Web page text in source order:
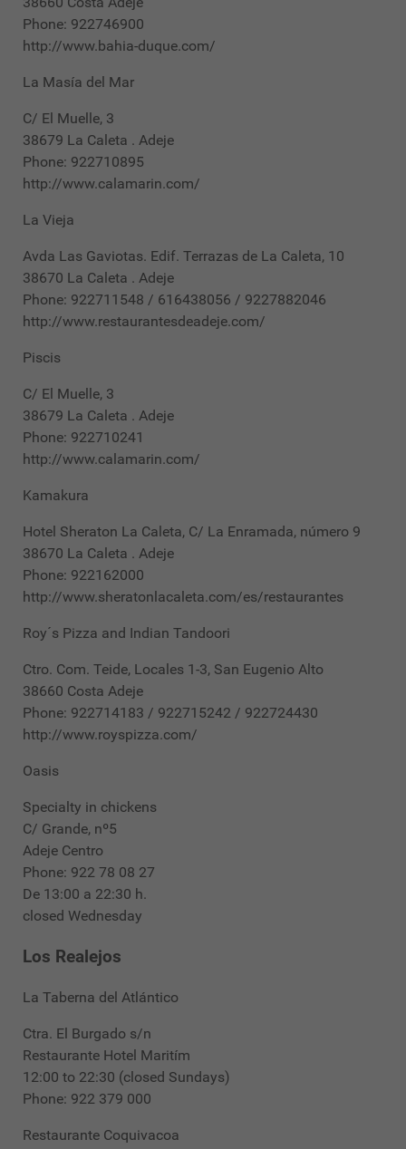
Phone: 922746900
http://www.bahia-duque.com/
La Masía del Mar
C/ El Muelle, 3
38679 La Caleta . Adeje
Phone: 922710895
http://www.calamarin.com/
La Vieja
Avda Las Gaviotas. Edif. Terrazas de La Caleta, 10
38670 La Caleta . Adeje
Phone: 922711548 / 616438056 / 9227882046
http://www.restaurantesdeadeje.com/
Piscis
C/ El Muelle, 3
38679 La Caleta . Adeje
Phone: 922710241
http://www.calamarin.com/
Kamakura
Hotel Sheraton La Caleta, C/ La Enramada, número 9
38670 La Caleta . Adeje
Phone: 922162000
http://www.sheratonlacaleta.com/es/restaurantes
Roy´s Pizza and Indian Tandoori
Ctro. Com. Teide, Locales 1-3, San Eugenio Alto
38660 Costa Adeje
Phone: 922714183 / 922715242 / 922724430
http://www.royspizza.com/
Oasis
Specialty in chickens
C/ Grande, nº5
Adeje Centro
Phone: 922 78 08 27
De 13:00 a 22:30 h.
closed Wednesday
Los Realejos
La Taberna del Atlántico
Ctra. El Burgado s/n
Restaurante Hotel Maritím
12:00 to 22:30 (closed Sundays)
Phone: 922 379 000
Restaurante Coquivacoa